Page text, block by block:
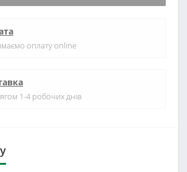
оплату online
1-4 робочих днів